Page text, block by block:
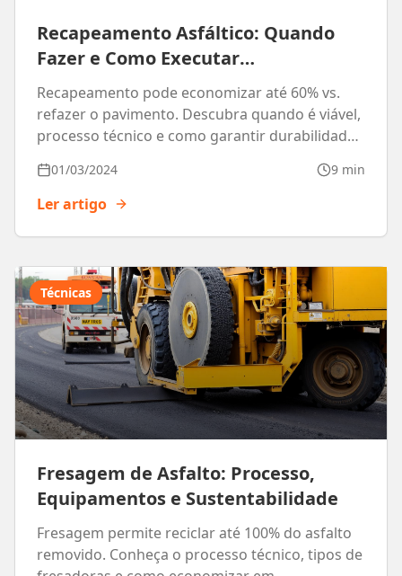
Recapeamento Asfáltico: Quando
Fazer e Como Executar
Corretamente
Recapeamento pode economizar até 60% vs.
refazer o pavimento. Descubra quando é viável,
processo técnico e como garantir durabilidade
01/03/2024 9 min
Ler artigo
Técnicas
Fresagem de Asfalto: Processo,
Equipamentos e Sustentabilidade
Fresagem permite reciclar até 100% do asfalto
removido. Conheça o processo técnico, tipos de